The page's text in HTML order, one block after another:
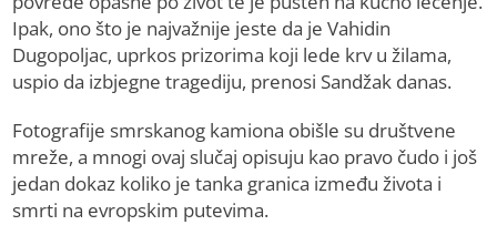
Ipak, ono što je najvažnije jeste da je Vahidin
Dugopoljac, uprkos prizorima koji lede krv u žilama,
uspio da izbjegne tragediju, prenosi Sandžak danas.
Fotografije smrskanog kamiona obišle su društvene
mreže, a mnogi ovaj slučaj opisuju kao pravo čudo i još
jedan dokaz koliko je tanka granica između života i
smrti na evropskim putevima.